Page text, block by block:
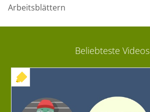
Arbeitsblättern
Beliebteste Videos